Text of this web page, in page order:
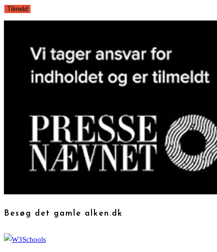
Besøg det gamle alken.dk